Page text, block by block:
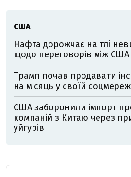
США
Нафта дорожчає на тлі
щодо переговорів між США
Трамп почав продавати
на місяць у своїй
США заборонили імпорт
компаній з Китаю через
уйгурів